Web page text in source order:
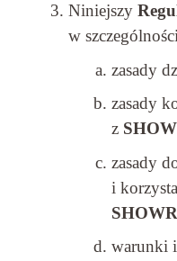
Niniejszy
w
zasady
zasady
z
zasady
i
warunki